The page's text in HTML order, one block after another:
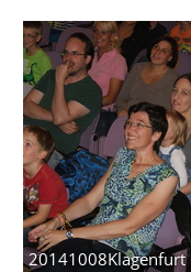
20141008Klagenfurt